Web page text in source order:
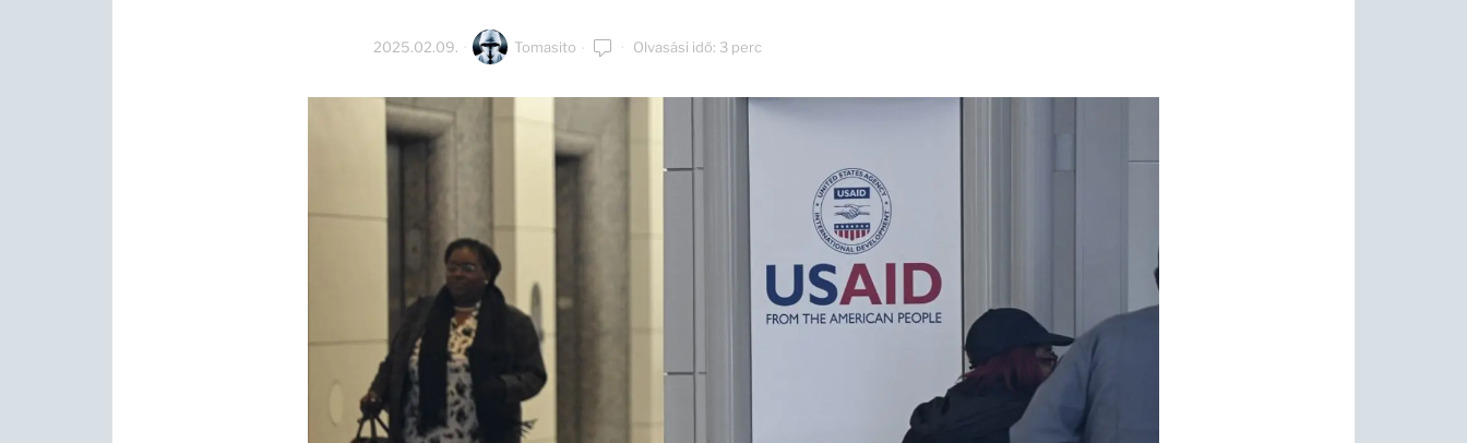
2025.02.09. Tomasito Olvasási idő: 3 perc